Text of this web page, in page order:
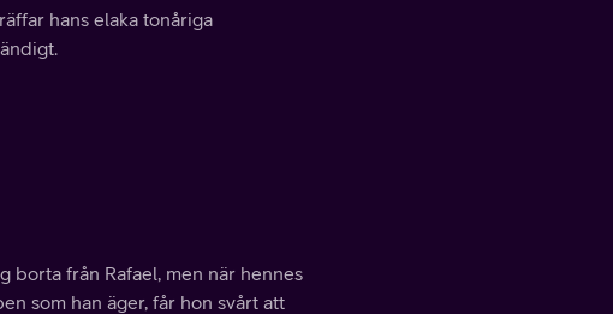
hans elaka tonåriga
borta från Rafael, men när hennes
som han äger, får hon svårt att